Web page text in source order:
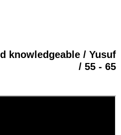
knowledgeable / Yusuf
/ 55 - 65